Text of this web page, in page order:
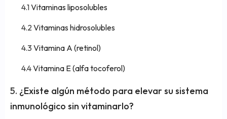
Vitaminas liposolubles
Vitaminas hidrosolubles
Vitamina A (retinol)
Vitamina E (alfa tocoferol)
¿Existe algún método para elevar su sistema
inmunológico sin vitaminarlo?